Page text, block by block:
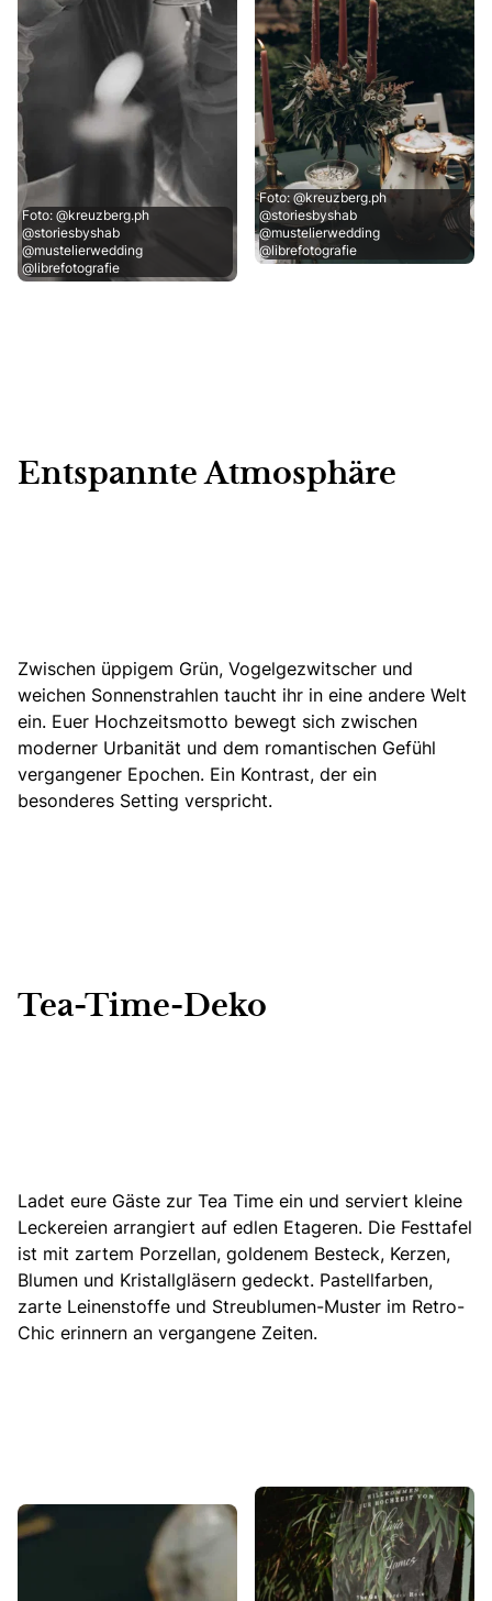
Foto: @kreuzberg.ph
@storiesbyshab
@mustelierwedding
@librefotografie
Foto: @kreuzberg.ph
@storiesbyshab
@mustelierwedding
@librefotografie
Entspannte Atmosphäre
Zwischen üppigem Grün, Vogelgezwitscher und
weichen Sonnenstrahlen taucht ihr in eine andere Welt
ein. Euer Hochzeitsmotto bewegt sich zwischen
moderner Urbanität und dem romantischen Gefühl
vergangener Epochen. Ein Kontrast, der ein
besonderes Setting verspricht.
Tea-Time-Deko
Ladet eure Gäste zur Tea Time ein und serviert kleine
Leckereien arrangiert auf edlen Etageren. Die Festtafel
ist mit zartem Porzellan, goldenem Besteck, Kerzen,
Blumen und Kristallgläsern gedeckt. Pastellfarben,
zarte Leinenstoffe und Streublumen-Muster im Retro-
Chic erinnern an vergangene Zeiten.